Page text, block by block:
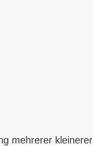
mehrerer kleinerer